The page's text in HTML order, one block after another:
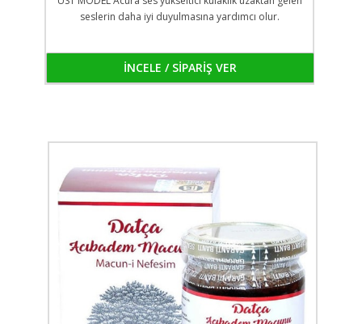
seslerin daha iyi duyulmasına yardımcı olur.
İNCELE / SİPARİŞ VER